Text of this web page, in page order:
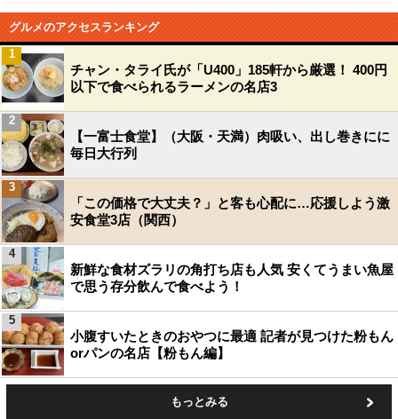
グルメのアクセスランキング
チャン・タライ氏が「U400」185軒から厳選！ 400円
以下で食べられるラーメンの名店3
1
【一富士食堂】（大阪・天満）肉吸い、出し巻きにに
毎日大行列
2
「この価格で大丈夫？」と客も心配に…応援しよう激
安食堂3店（関西）
3
新鮮な食材ズラリの角打ち店も人気 安くてうまい魚屋
で思う存分飲んで食べよう！
4
小腹すいたときのおやつに最適 記者が見つけた粉もん
orパンの名店【粉もん編】
5
もっとみる